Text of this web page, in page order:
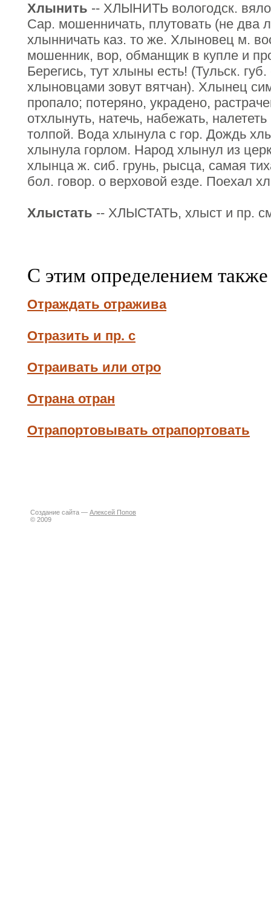
Хлынить -- ХЛЫНИТЬ вологодск.
Сар. мошенничать, плутовать (не два
хлынничать каз. то же. Хлыновец м.
мошенник, вор, обманщик в купле и
Берегись, тут хлыны есть! (Тульск.
хлыновцами зовут вятчан). Хлынец
пропало; потеряно, украдено,
отхлынуть, натечь, набежать,
толпой. Вода хлынула с гор. Дождь
хлынула горлом. Народ хлынул из
хлынца ж. сиб. грунь, рысца, самая
бол. говор. о верховой езде. Поехал
Хлыстать -- ХЛЫСТАТЬ, хлыст и пр.
С этим определением
Отраждать отражива
Отразить и пр. с
Отраивать или отро
Отрана отран
Отрапортовывать отрапортовать
Создание сайта — Алексей Попов
© 2009